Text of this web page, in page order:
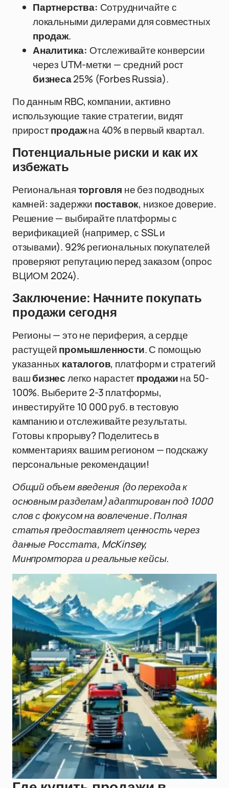
Партнерства: Сотрудничайте с
локальными дилерами для совместных
продаж.
Аналитика: Отслеживайте конверсии
через UTM-метки — средний рост
бизнеса25% (Forbes Russia).
По данным RBC, компании, активно
использующие такие стратегии, видят
приростпродажна 40% в первый квартал.
Потенциальные риски и как их
избежать
Региональнаяторговля не без подводных
камней: задержки поставок, низкое доверие.
Решение — выбирайте платформы с
верификацией (например, с SSL и
отзывами). 92% региональных покупателей
проверяют репутацию перед заказом (опрос
ВЦИОМ 2024).
Заключение: Начните покупать
продажи сегодня
Регионы — это не периферия, а сердце
растущейпромышленности. С помощью
указанных каталогов, платформ и стратегий
вашбизнеслегко нарастетпродажина 50-
100%. Выберите 2-3 платформы,
инвестируйте 10 000 руб. в тестовую
кампанию и отслеживайте результаты.
Готовы к прорыву? Поделитесь в
комментариях вашим регионом — подскажу
персональные рекомендации!
Общий объем введения (до перехода к
основным разделам) адаптирован под 1000
слов с фокусом на вовлечение. Полная
статья предоставляет ценность через
данные Росстата, McKinsey,
Минпромторга и реальные кейсы.